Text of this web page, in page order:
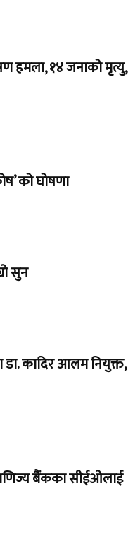
हमला, १४ जनाको मृत्यु,
को घोषणा
सुन
डा. कादिर आलम नियुक्त,
बैंकका सीईओलाई